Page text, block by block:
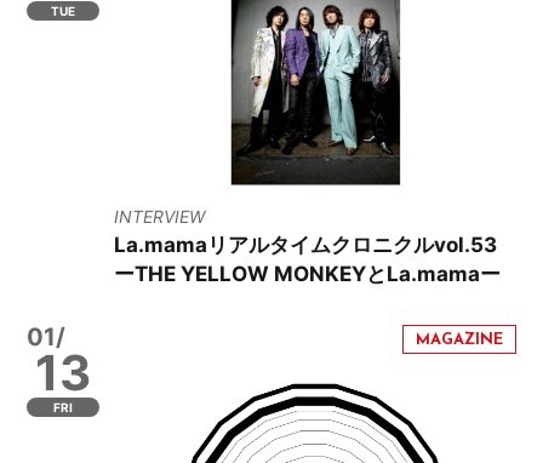
TUE
INTERVIEW
La.mamaリアルタイムクロニクルvol.53
ーTHE YELLOW MONKEYとLa.mamaー
01/
13
FRI